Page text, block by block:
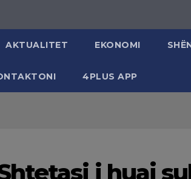
AKTUALITET EKONOMI
4PLUS APP
i huaj